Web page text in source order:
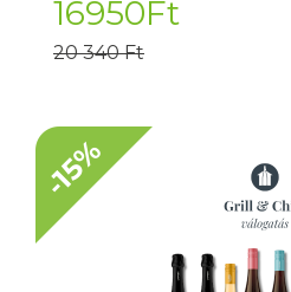
16950Ft
20 340 Ft
-15%